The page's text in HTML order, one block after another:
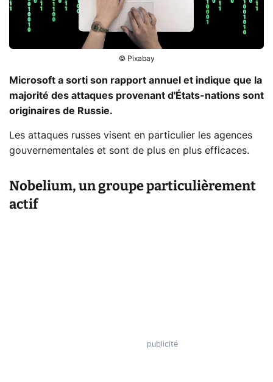
© Pixabay
Microsoft a sorti son rapport annuel et indique que la
majorité des attaques provenant d'États-nations sont
originaires de Russie.
Les attaques russes visent en particulier les agences
gouvernementales et sont de plus en plus efficaces.
Nobelium, un groupe particulièrement
actif